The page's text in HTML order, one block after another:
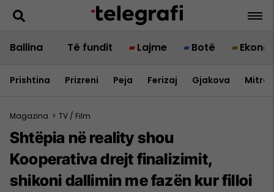
Ballina Të fundit Lajme Botë
Prishtina Prizreni Peja Ferizaj Gjakova
Magazina > TV / Film
Shtëpia në reality shou
Kooperativa drejt finalizimit,
shikoni dallimin me fazën kur filloi